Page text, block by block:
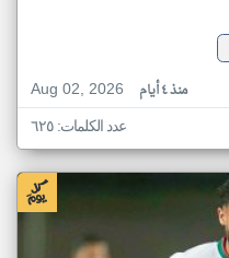
Aug 02, 2026
منذ ٤ أيام
عدد الكلمات: ٦٢٥